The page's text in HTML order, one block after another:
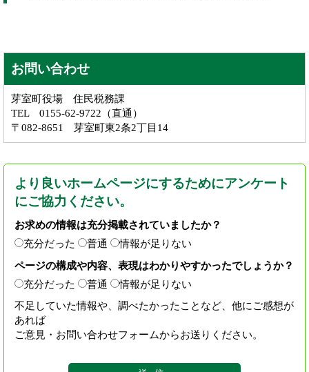
お問い合わせ
芽室町役場 住民税務課
TEL 0155-62-9722（直通）
〒082-8651 芽室町東2条2丁目14
より良いホームページにするためにアンケート
にご協力ください。
お求めの情報は充分掲載されていましたか？
充分だった
普通
情報が足りない
ページの構成や内容、表現はわかりやすかったでしょうか？
充分だった
普通
情報が足りない
不足していた情報や、調べたかったことなど、他にご感想が
あれば
ご意見・お問い合わせフォームからお送りください。